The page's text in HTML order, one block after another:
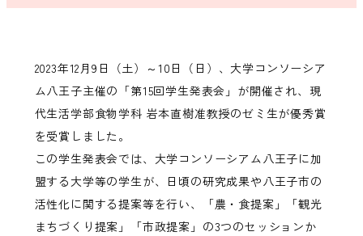
2023年12月9日（土）～10日（日）、大学コンソーシア
ム八王子主催の「第15回学生発表会」が開催され、現
代生活学部食物学科 岩本直樹准教授のゼミ生が優秀賞
を受賞しました。
この学生発表会では、大学コンソーシアム八王子に加
盟する大学等の学生が、日頃の研究成果や八王子市の
活性化に関する提案等を行い、「農・食提案」「観光
まちづくり提案」「市政提案」の3つのセッションか